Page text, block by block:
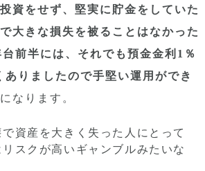
資をせず、堅実に貯金をしていた
大きな損失を被ることはなかった
前半には、それでも預金金利1％
りましたので手堅い運用ができ
なります。
資産を大きく失った人にとって
スクが高いギャンブルみたいな